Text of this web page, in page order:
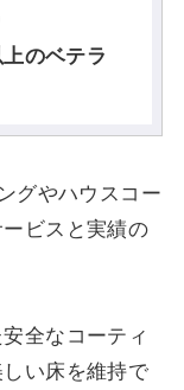
のベテラ
グやハウスコー
ビスと実績の
全なコーティ
い床を維持で